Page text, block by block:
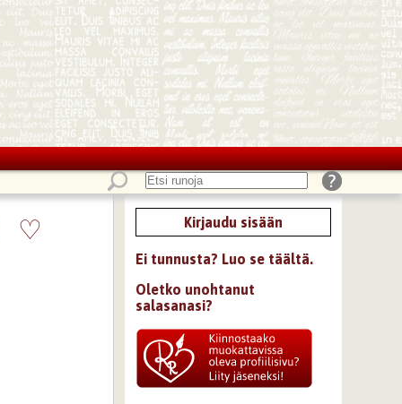
♡ Kirjaudu sisään
Ei tunnusta? Luo se täältä.
Oletko unohtanut
salasanasi?